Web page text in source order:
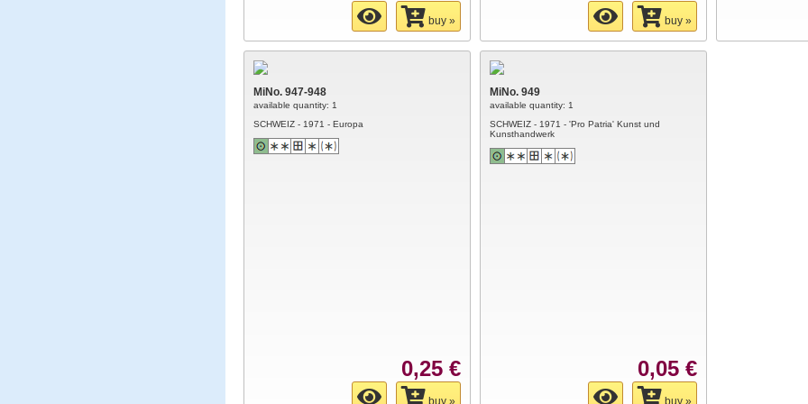
buy » buy »
MiNo. 947-948
available quantity: 1
SCHWEIZ - 1971 - Europa
0,25 €
buy »
MiNo. 949
available quantity: 1
SCHWEIZ - 1971 - 'Pro Patria' Kunst und
Kunsthandwerk
0,05 €
buy »